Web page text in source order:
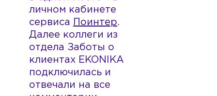
личном кабинете
сервиса
Поинтер.
Далее коллеги из
отдела Заботы о
клиентах EKONIKA
подключилась и
отвечали на все